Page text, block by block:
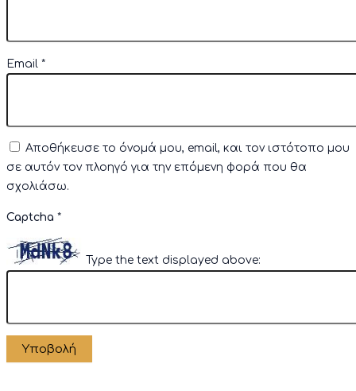
Email *
Αποθήκευσε το όνομά μου, email, και τον ιστότοπο μου
σε αυτόν τον πλοηγό για την επόμενη φορά που θα
σχολιάσω.
Captcha *
Type the text displayed above: